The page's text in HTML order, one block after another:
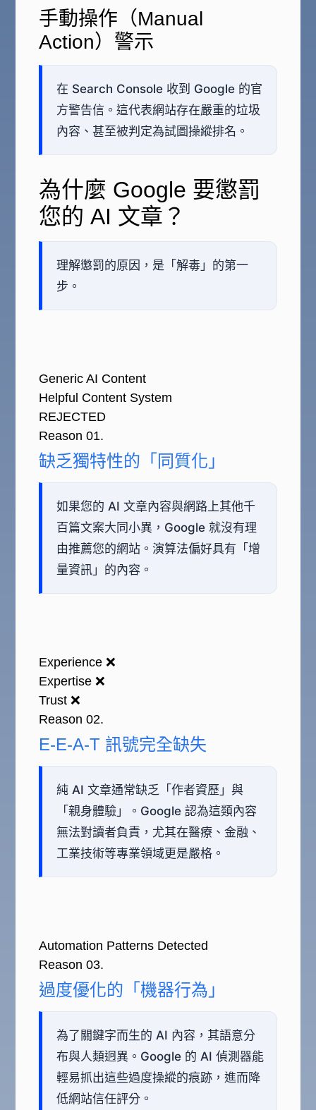
手動操作（Manual
Action）警示
在 Search Console 收到 Google 的官
方警告信。這代表網站存在嚴重的垃圾
內容、甚至被判定為試圖操縱排名。
為什麼 Google 要懲罰
您的 AI 文章？
理解懲罰的原因，是「解毒」的第一
步。
Generic AI Content
Helpful Content System
REJECTED
Reason 01.
缺乏獨特性的「同質化」
如果您的 AI 文章內容與網路上其他千
百篇文案大同小異，Google 就沒有理
由推薦您的網站。演算法偏好具有「增
量資訊」的內容。
Experience ❌
Expertise ❌
Trust ❌
Reason 02.
E-E-A-T 訊號完全缺失
純 AI 文章通常缺乏「作者資歷」與
「親身體驗」。Google 認為這類內容
無法對讀者負責，尤其在醫療、金融、
工業技術等專業領域更是嚴格。
Automation Patterns Detected
Reason 03.
過度優化的「機器行為」
為了關鍵字而生的 AI 內容，其語意分
布與人類迥異。Google 的 AI 偵測器能
輕易抓出這些過度操縱的痕跡，進而降
低網站信任評分。